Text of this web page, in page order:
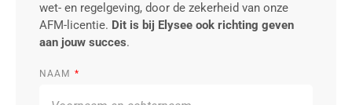
wet- en regelgeving, door de zekerheid van onze
AFM-licentie. Dit is bij Elysee ook richting geven
aan jouw succes.
NAAM